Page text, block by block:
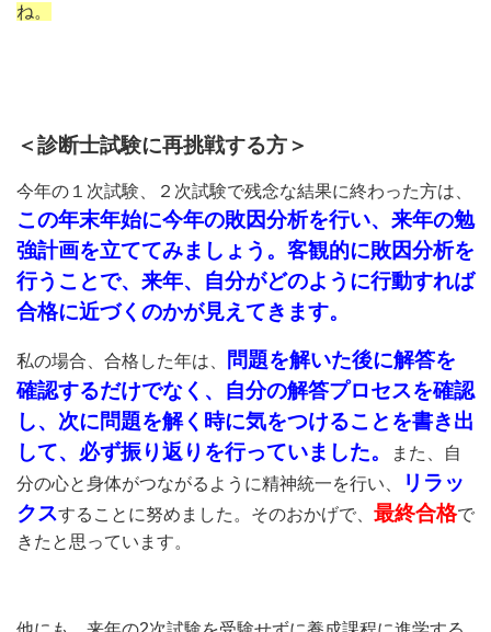
ね。
＜診断士試験に再挑戦する方＞
今年の１次試験、２次試験で残念な結果に終わった方は、
この年末年始に今年の敗因分析を行い、来年の勉
強計画を立ててみましょう。客観的に敗因分析を
行うことで、来年、自分がどのように行動すれば
合格に近づくのかが見えてきます。
私の場合、合格した年は、
問題を解いた後に解答を
確認するだけでなく、自分の解答プロセスを確認
し、次に問題を解く時に気をつけることを書き出
して、必ず振り返りを行っていました。
また、自
分の心と身体がつながるように精神統一を行い、
リラッ
クスすることに努めました。そのおかげで、 最終合格で
きたと思っています。